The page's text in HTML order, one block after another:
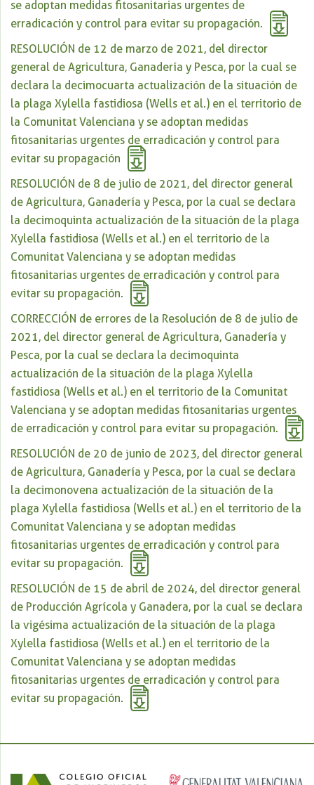
se adoptan medidas fitosanitarias urgentes de
erradicación y control para evitar su propagación.
RESOLUCIÓN de 12 de marzo de 2021, del director
general de Agricultura, Ganadería y Pesca, por la cual se
declara la decimocuarta actualización de la situación de
la plaga Xylella fastidiosa (Wells et al.) en el territorio de
la Comunitat Valenciana y se adoptan medidas
fitosanitarias urgentes de erradicación y control para
evitar su propagación
RESOLUCIÓN de 8 de julio de 2021, del director general
de Agricultura, Ganadería y Pesca, por la cual se declara
la decimoquinta actualización de la situación de la plaga
Xylella fastidiosa (Wells et al.) en el territorio de la
Comunitat Valenciana y se adoptan medidas
fitosanitarias urgentes de erradicación y control para
evitar su propagación.
CORRECCIÓN de errores de la Resolución de 8 de julio de
2021, del director general de Agricultura, Ganadería y
Pesca, por la cual se declara la decimoquinta
actualización de la situación de la plaga Xylella
fastidiosa (Wells et al.) en el territorio de la Comunitat
Valenciana y se adoptan medidas fitosanitarias urgentes
de erradicación y control para evitar su propagación.
RESOLUCIÓN de 20 de junio de 2023, del director general
de Agricultura, Ganadería y Pesca, por la cual se declara
la decimonovena actualización de la situación de la
plaga Xylella fastidiosa (Wells et al.) en el territorio de la
Comunitat Valenciana y se adoptan medidas
fitosanitarias urgentes de erradicación y control para
evitar su propagación.
RESOLUCIÓN de 15 de abril de 2024, del director general
de Producción Agrícola y Ganadera, por la cual se declara
la vigésima actualización de la situación de la plaga
Xylella fastidiosa (Wells et al.) en el territorio de la
Comunitat Valenciana y se adoptan medidas
fitosanitarias urgentes de erradicación y control para
evitar su propagación.